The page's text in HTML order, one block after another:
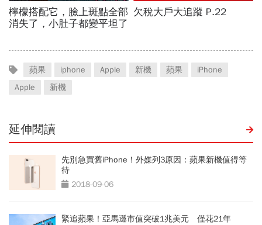
蘋果 iphone Apple 新機 蘋果
iPhone
Apple
新機
延伸閱讀
先別急買舊iPhone！外媒列3原因：蘋果新機值得等
待
2018-09-06
緊追蘋果！亞馬遜市值突破1兆美元 僅花21年